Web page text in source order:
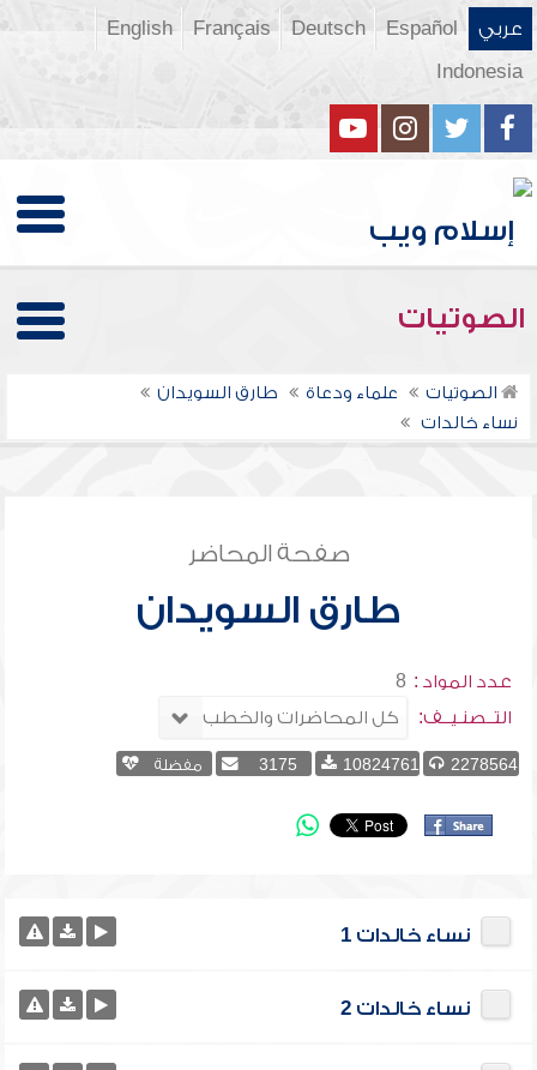
عربي Español
Deutsch
Français
English
Indonesia
الصوتيات
الصوتيات علماء ودعاة
طارق السويدان
نساء خالدات
صفحة المحاضر
طارق السويدان
عدد المواد : 8
التــصنـيــف:
2278564
10824761
3175 مفضلة
نساء خالدات 1
نساء خالدات 2